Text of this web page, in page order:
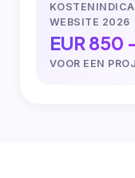
WEBSITE 2026
EUR 850
VOOR EEN